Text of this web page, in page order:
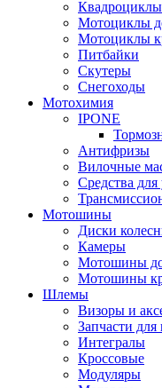
Квадроциклы
Мотоциклы
Мотоциклы
Питбайки
Скутеры
Снегоходы
Мотохимия
IPONE
Антифризы
Вилочные
Средства для
Мотошины
Диски
Камеры
Мотошины
Мотошины
Шлемы
Визоры и
Запчасти
Интегралы
Кроссовые
Модуляры